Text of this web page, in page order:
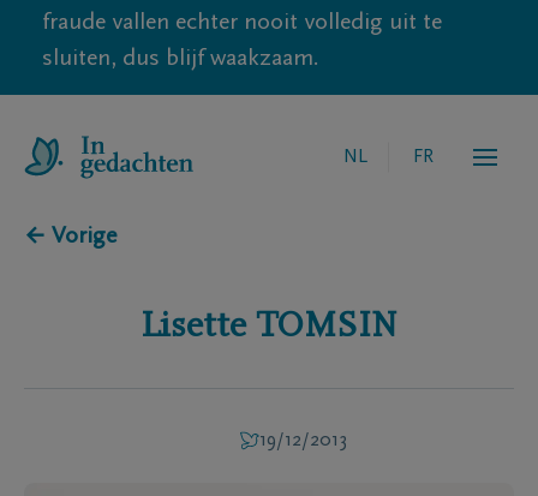
fraude vallen echter nooit volledig uit te
sluiten, dus blijf waakzaam.
NL FR
← Vorige
Lisette TOMSIN
19/12/2013